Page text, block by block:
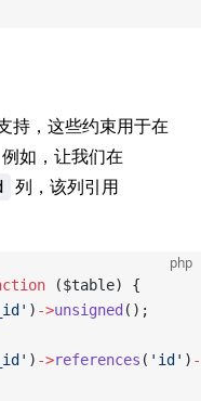
持，这些约束用于在
如，让我们在
列，该列引用
php
($table) {
) ->unsigned ();
) ->references ( 'id' )